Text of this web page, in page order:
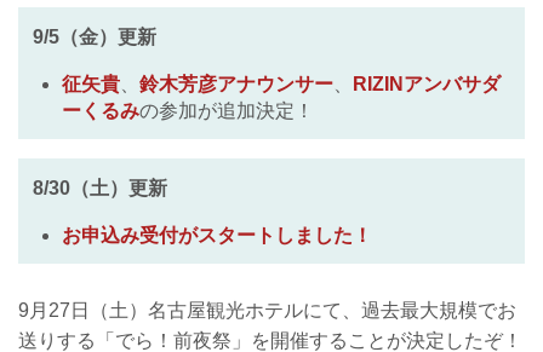
9/5（金）更新
征矢貴 鈴木芳彦アナウンサー
RIZINアンバサダ
ーくるみの参加が追加決定！
8/30（土）更新
お申込み受付がスタートしました！
9月27日（土）名古屋観光ホテルにて、過去最大規模でお
送りする「でら！前夜祭」を開催することが決定したぞ！